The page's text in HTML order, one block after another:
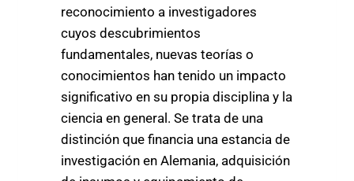
reconocimiento a investigadores
cuyos descubrimientos
fundamentales, nuevas teorías o
conocimientos han tenido un impacto
significativo en su propia disciplina y la
ciencia en general. Se trata de una
distinción que financia una estancia de
investigación en Alemania, adquisición